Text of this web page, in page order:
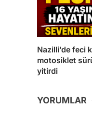
Nazilli’de feci
motosiklet
yitirdi
YORUMLAR